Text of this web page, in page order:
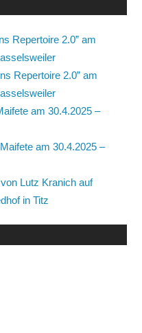
Repertoire 2.0” am
Repertoire 2.0” am
am 30.4.2025 –
am 30.4.2025 –
Lutz Kranich auf
in Titz